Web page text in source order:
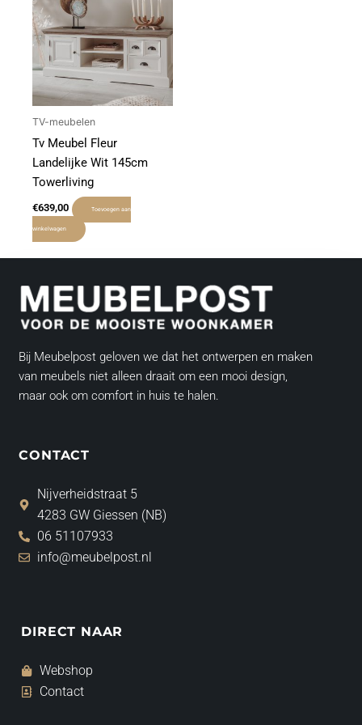
TV-meubelen
Tv Meubel Fleur
Landelijke Wit 145cm
Towerliving
€639,00 Toevoegen aan
winkelwagen
Bij Meubelpost geloven we dat het ontwerpen en maken
van meubels niet alleen draait om een mooi design,
maar ook om comfort in huis te halen.
CONTACT
Nijverheidstraat 5
4283 GW Giessen (NB)
06 51107933
info@meubelpost.nl
DIRECT NAAR
Webshop
Contact